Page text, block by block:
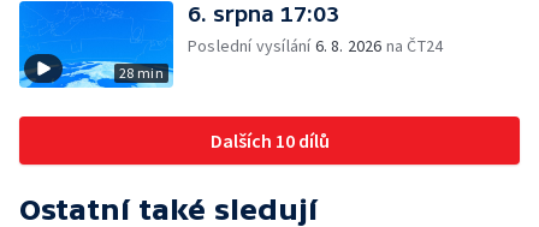
28 min
6. srpna 17:03
Poslední vysílání6. 8. 2026 na ČT24
Dalších 10 dílů
Ostatní také sledují